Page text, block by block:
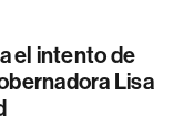
el intento de
Lisa